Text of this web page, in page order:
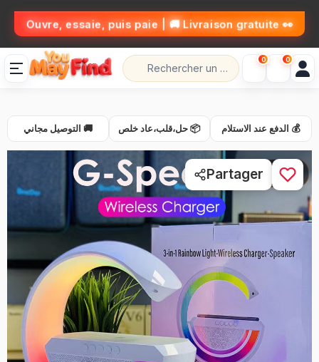
👀 Ouvre, essaie, puis paie | 🚚 Livraison gratuite
🚚 التوصيل مجاني 📦 حل،قلب،عاد خلص 💰 الدفع عند الاستلام
1 / 4
Partager
0 0